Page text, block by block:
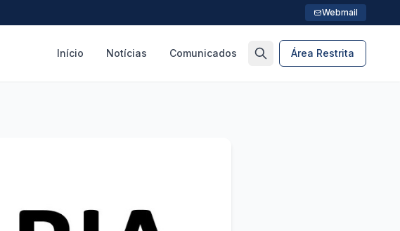
Webmail
Início Notícias Comunicados Área Restrita